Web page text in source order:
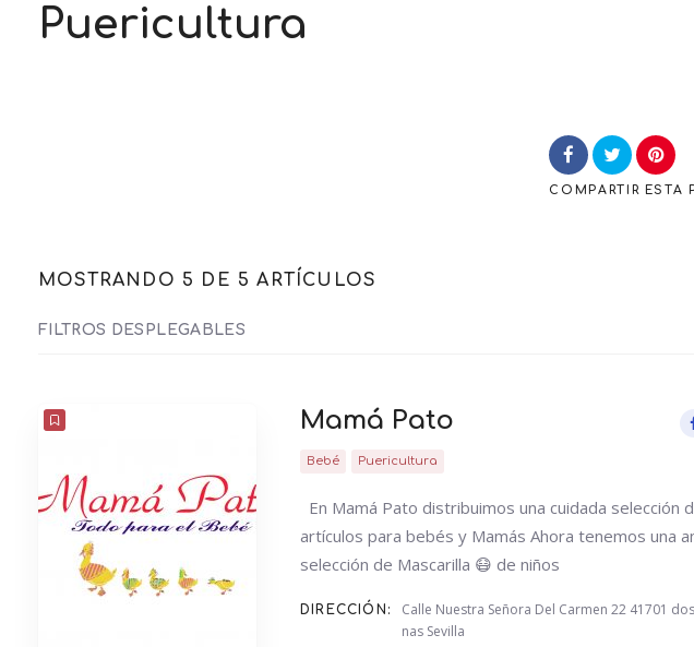
Puericultura
COMPARTIR ESTA
MOSTRANDO 5 DE 5 ARTÍCULOS
FILTROS DESPLEGABLES
CUENTA ORDEN
Admite pago con tarjeta
Mamá Pato
Bebé Puericultura
En Mamá Pato distribuimos una cuidada selección
artículos para bebés y Mamás Ahora tenemos una
selección de Mascarilla 😷 de niños
DIRECCIÓN:
Calle Nuestra Señora Del Carmen 22 41701
nas Sevilla